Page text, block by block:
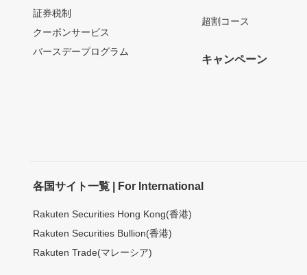
証券税制
クーポンサービス
バースデープログラム
超割コース
キャンペーン
各国サイト一覧 | For International
Rakuten Securities Hong Kong(香港)
Rakuten Securities Bullion(香港)
Rakuten Trade(マレーシア)